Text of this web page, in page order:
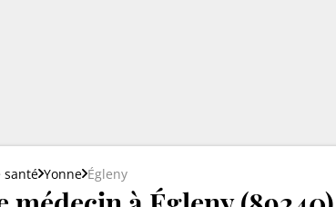
santé Yonne Égleny